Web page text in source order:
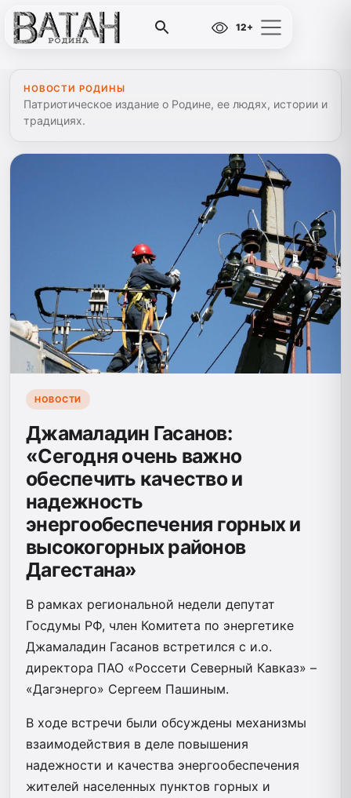
12+
НОВОСТИ РОДИНЫ
Патриотическое издание о Родине, ее людях, истории и
традициях.
НОВОСТИ
Джамаладин Гасанов:
«Сегодня очень важно
обеспечить качество и
надежность
энергообеспечения горных и
высокогорных районов
Дагестана»
В рамках региональной недели депутат
Госдумы РФ, член Комитета по энергетике
Джамаладин Гасанов встретился с и.о.
директора ПАО «Россети Северный Кавказ» –
«Дагэнерго» Сергеем Пашиным.
В ходе встречи были обсуждены механизмы
взаимодействия в деле повышения
надежности и качества энергообеспечения
жителей населенных пунктов горных и